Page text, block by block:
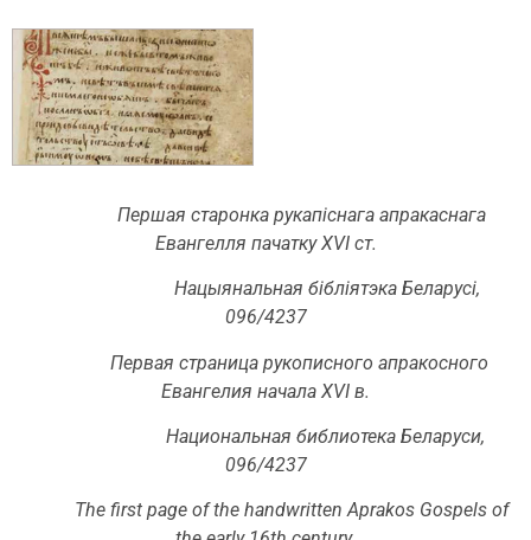
Першая старонка рукапіснага апракаснага
Евангелля пачатку XVI ст.
Нацыянальная бібліятэка Беларусі,
096/4237
Первая страница рукописного апракосного
Евангелия начала XVI в.
Национальная библиотека Беларуси,
096/4237
The first page of the handwritten Aprakos Gospels of